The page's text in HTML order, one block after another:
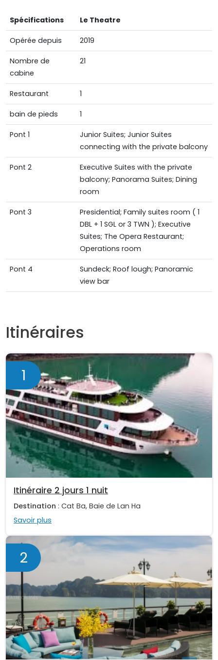
Spécifications Le Theatre
Opérée depuis 2019
Nombre de
cabine
21
Restaurant 1
bain de pieds 1
Pont 1
Junior Suites; Junior Suites
connecting with the private balcony
Pont 2
Executive Suites with the privat​​e
balcony; Panorama Suites; Dining
room
Pont 3
Presidential; Family suites room ( 1
DBL + 1 SGL or 3 TWN ); Executive
Suites; The Opera Restaurant;
Operations room
Pont 4
Sundeck; Roof lough; Panoramic
view bar
Itinéraires
1
Itinéraire 2 jours 1 nuit
Destination : Cat Ba, Baie de Lan Ha
Savoir plus
2